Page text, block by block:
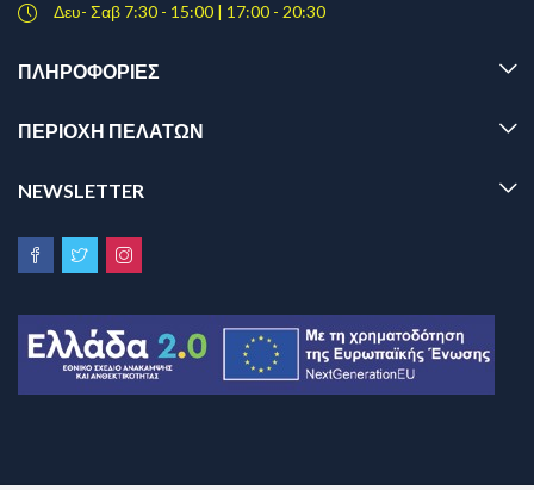
Δευ- Σαβ 7:30 - 15:00 | 17:00 - 20:30
ΠΛΗΡΟΦΟΡΊΕΣ
ΠΕΡΙΟΧΗ ΠΕΛΑΤΩΝ
NEWSLETTER